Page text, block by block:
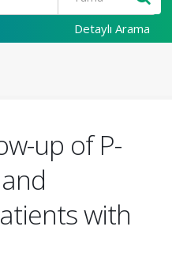
Detaylı Arama
up of P-
with